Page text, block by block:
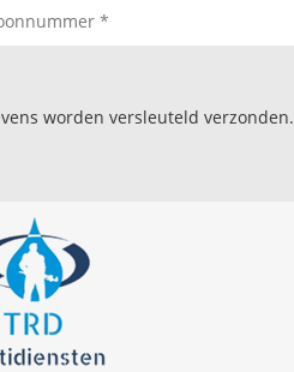
worden versleuteld verzonden.